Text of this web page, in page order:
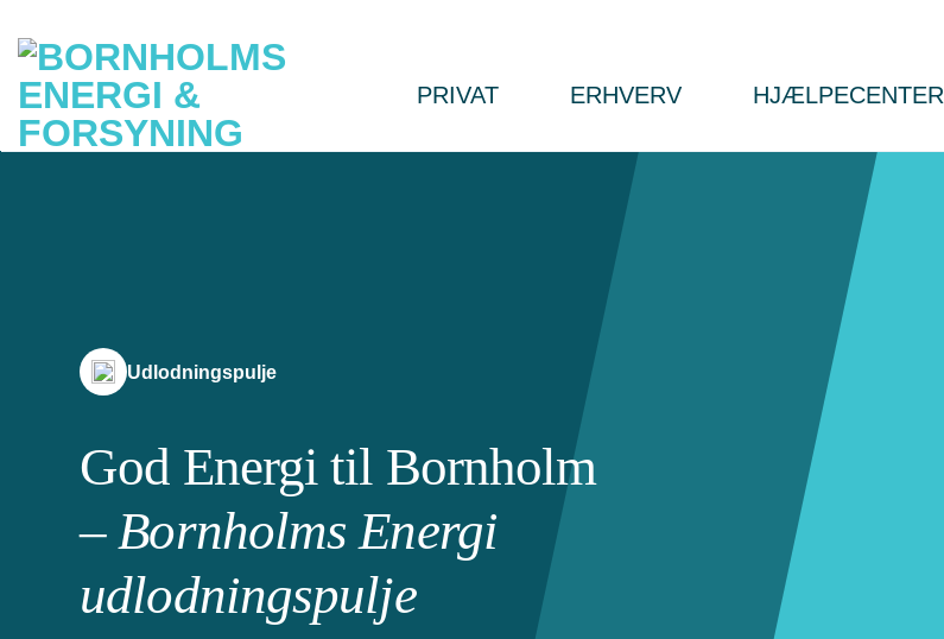
indhold
PRIVAT ERHVERV HJÆLPECENTER
Udlodningspulje
God Energi til Bornholm
– Bornholms Energi
udlodningspulje